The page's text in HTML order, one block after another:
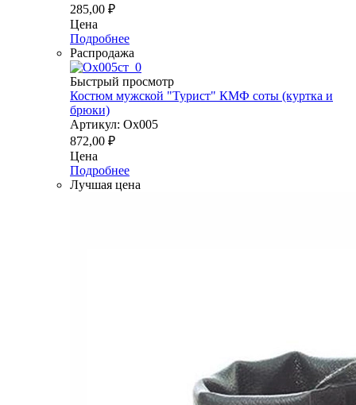
285,00 ₽
Цена
Подробнее
Распродажа
Быстрый просмотр
Костюм мужской "Турист" КМФ соты (куртка и
брюки)
Артикул: Ох005
872,00 ₽
Цена
Подробнее
Лучшая цена